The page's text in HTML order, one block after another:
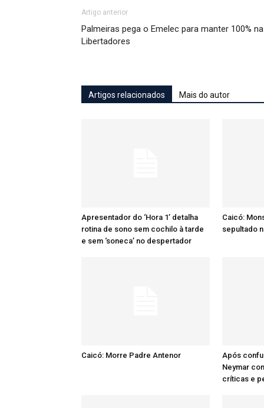
Artigo anterior
Palmeiras pega o Emelec para manter 100% na
Libertadores
Artigos relacionados Mais do autor
Apresentador do ‘Hora 1’ detalha
rotina de sono sem cochilo à tarde
e sem ‘soneca’ no despertador
Caicó:
sepultado
Caicó: Morre Padre Antenor
Após
Neymar
críticas e